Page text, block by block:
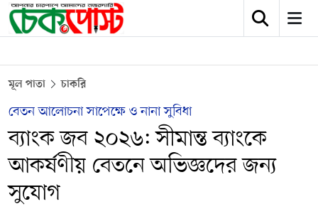
মূল পাতা চাকরি
বেতন আলোচনা সাপেক্ষে ও নানা সুবিধা
ব্যাংক জব ২০২৬: সীমান্ত ব্যাংকে
আকর্ষণীয় বেতনে অভিজ্ঞদের জন্য
সুযোগ